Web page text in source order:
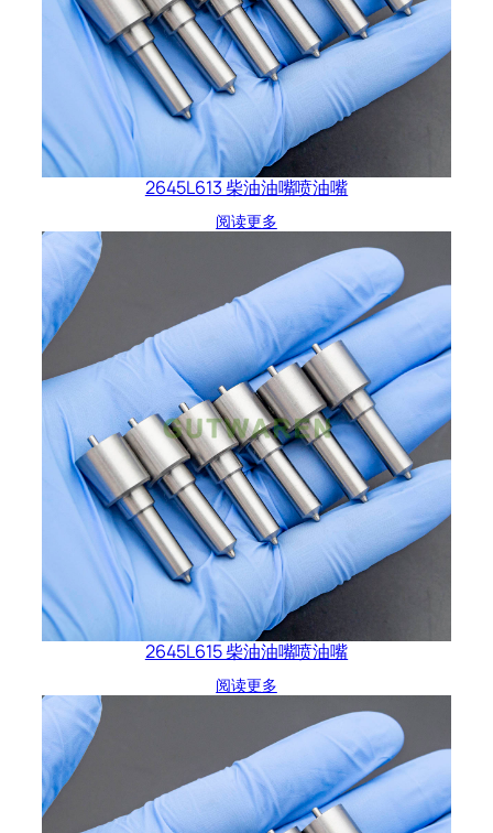
2645L613 柴油油嘴喷油嘴
阅读更多
2645L615 柴油油嘴喷油嘴
阅读更多